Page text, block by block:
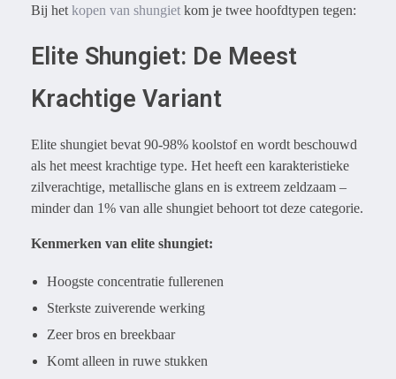
Bij het kopen van shungiet kom je twee hoofdtypen tegen:
Elite Shungiet: De Meest
Krachtige Variant
Elite shungiet bevat 90-98% koolstof en wordt beschouwd
als het meest krachtige type. Het heeft een karakteristieke
zilverachtige, metallische glans en is extreem zeldzaam –
minder dan 1% van alle shungiet behoort tot deze categorie.
Kenmerken van elite shungiet:
Hoogste concentratie fullerenen
Sterkste zuiverende werking
Zeer bros en breekbaar
Komt alleen in ruwe stukken